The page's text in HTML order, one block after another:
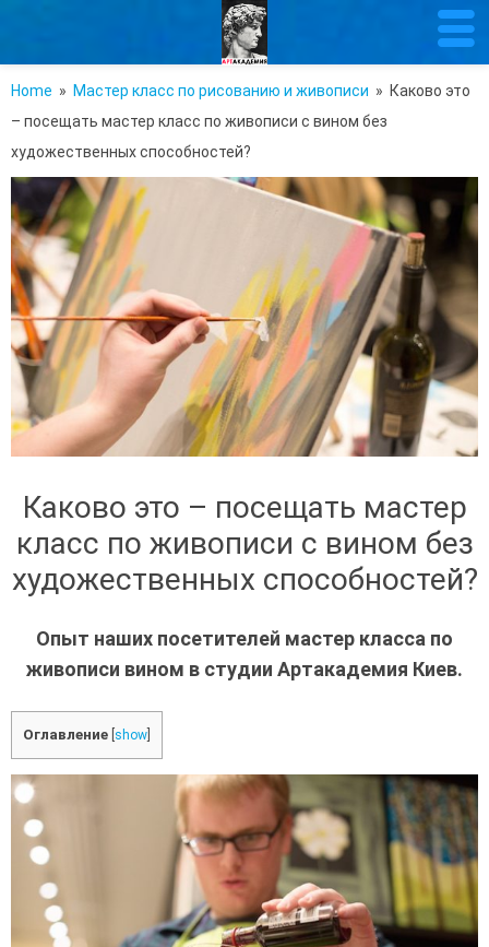
Home » Мастер класс по рисованию и живописи » Каково это
– посещать мастер класс по живописи с вином без
художественных способностей?
Каково это – посещать мастер
класс по живописи с вином без
художественных способностей?
Опыт наших посетителей мастер класса по
живописи вином в студии Артакадемия Киев.
Оглавление show